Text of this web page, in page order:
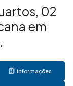
02
em
Informações